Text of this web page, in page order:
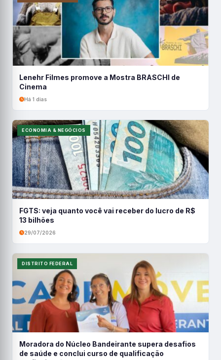
Lenehr Filmes promove a Mostra BRASCHI de
Cinema
Há 1 dias
ECONOMIA & NEGÓCIOS
FGTS: veja quanto você vai receber do lucro de R$
13 bilhões
29/07/2026
DISTRITO FEDERAL
Moradora do Núcleo Bandeirante supera desafios
de saúde e conclui curso de qualificação